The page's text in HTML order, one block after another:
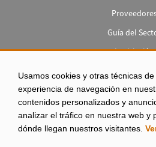
Usamos cookies y otras técnicas
experiencia de navegación en
contenidos personalizados y
analizar el tráfico en nuestra web y
dónde llegan nuestros visitantes.
Guía del
Legislación
Empleo
Aviso legal